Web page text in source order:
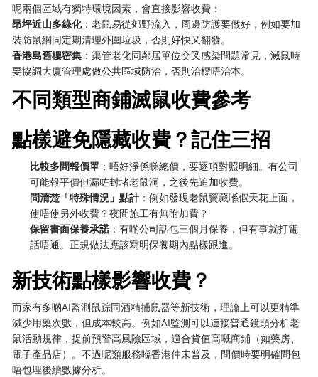
呢兩個區域有獨特環境因素，會直接影響收費：
昂坪近山多綠化：老鼠易從郊野流入，周邊防護要做好，例如要加
裝防鼠網同定期清理外圍垃圾，否則好快又翻發。
香港島舊樓密集 ：渠管老化同鄰居單位交叉感染問題常見，滅鼠時
要協調大廈管理處做公共區域防治，否則治標唔治本。
不同類型商鋪滅鼠收費參考
點樣避免隱藏收費？記住三招
比較多間報價單 ：唔好淨係睇總價，要逐項對照明細。有公司
可能報平價但漏咗封堵老鼠洞，之後先追加收費。
問清楚「特殊情況」點計：例如發現老鼠竇藏喺假天花上面，
使唔使另外收費？夜間施工有無附加費？
保留書面保養承諾 ：有啲公司話包三個月保養，但有事就打電
話唔通。正規做法應該寫明保養期內點樣跟進。
新技術點樣影響收費？
而家有多啲AI監測鼠踪同酒精捕鼠器等新技術，理論上可以更精準
減少用藥次數，但成本較高。例如AI監測可以連接普通鏡頭分析老
鼠活動規律，提前預警高風險區域，適合貨值高嘅商鋪（如藥房、
電子產品店）。不過呢類服務喺香港仲未普及，問價時要明確問包
唔包埋後續數據分析。